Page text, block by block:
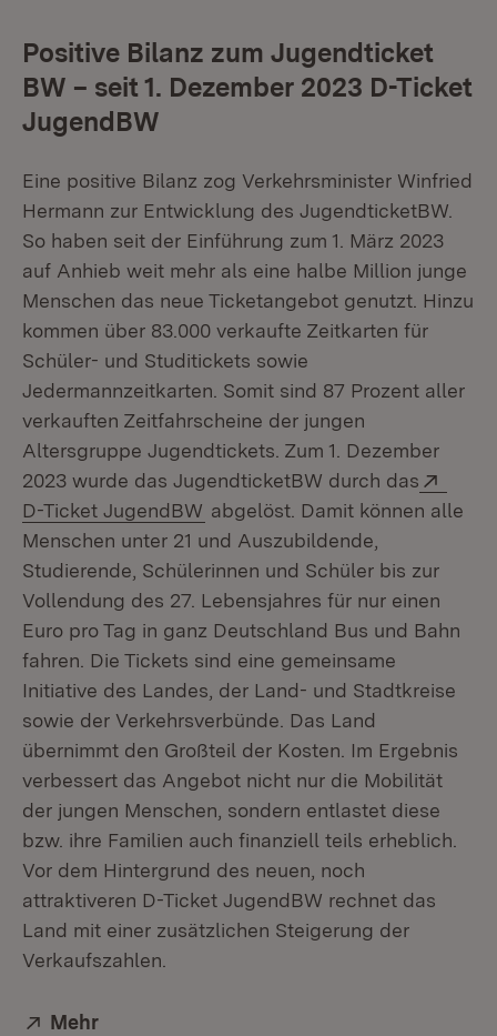
Positive Bilanz zum Jugendticket
BW – seit 1. Dezember 2023 D-Ticket
JugendBW
Eine positive Bilanz zog Verkehrsminister Winfried
Hermann zur Entwicklung des JugendticketBW.
So haben seit der Einführung zum 1. März 2023
auf Anhieb weit mehr als eine halbe Million junge
Menschen das neue Ticketangebot genutzt. Hinzu
kommen über 83.000 verkaufte Zeitkarten für
Schüler- und Studitickets sowie
Jedermannzeitkarten. Somit sind 87 Prozent aller
verkauften Zeitfahrscheine der jungen
Altersgruppe Jugendtickets. Zum 1. Dezember
2023 wurde das JugendticketBW durch das
D-Ticket JugendBW (Öffnet in neuem Fenster)
abgelöst. Damit können alle
Menschen unter 21 und Auszubildende,
Studierende, Schülerinnen und Schüler bis zur
Vollendung des 27. Lebensjahres für nur einen
Euro pro Tag in ganz Deutschland Bus und Bahn
fahren. Die Tickets sind eine gemeinsame
Initiative des Landes, der Land- und Stadtkreise
sowie der Verkehrsverbünde. Das Land
übernimmt den Großteil der Kosten. Im Ergebnis
verbessert das Angebot nicht nur die Mobilität
der jungen Menschen, sondern entlastet diese
bzw. ihre Familien auch finanziell teils erheblich.
Vor dem Hintergrund des neuen, noch
attraktiveren D-Ticket JugendBW rechnet das
Land mit einer zusätzlichen Steigerung der
Verkaufszahlen.
Extern:
Mehr